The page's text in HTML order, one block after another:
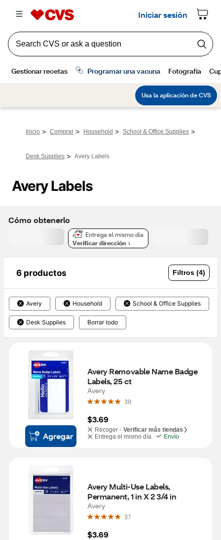
Inicio > Comprar > Household > School & Office Supplies >
Desk Supplies > Avery Labels
Avery Labels
Cómo obtenerlo
Entrega el mismo día
Verificar dirección
6 productos Filtros (4)
Avery Household School & Office Supplies
Desk Supplies Borrar todo
Agregar
Avery Removable Name Badge
Labels, 25 ct
Avery
39
$3.69
Recoger - Verificar más tiendas
Entrega el mismo día
Envío
Avery Multi-Use Labels,
Permanent, 1 in X 2 3/4 in
Avery
37
$3.69